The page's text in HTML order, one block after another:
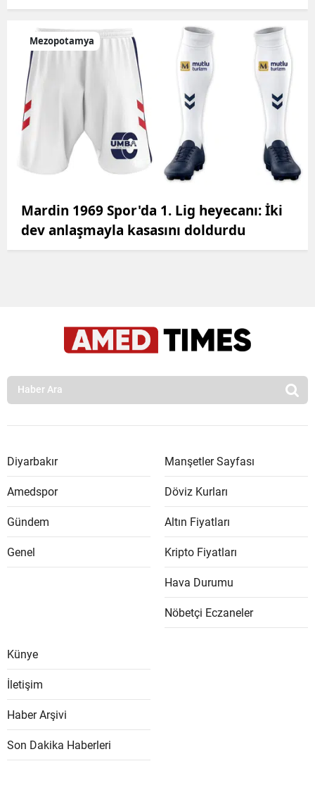
Mezopotamya
Mardin 1969 Spor'da 1. Lig heyecanı: İki
dev anlaşmayla kasasını doldurdu
Diyarbakır
Amedspor
Gündem
Genel
Manşetler Sayfası
Döviz Kurları
Altın Fiyatları
Kripto Fiyatları
Hava Durumu
Nöbetçi Eczaneler
Künye
İletişim
Haber Arşivi
Son Dakika Haberleri